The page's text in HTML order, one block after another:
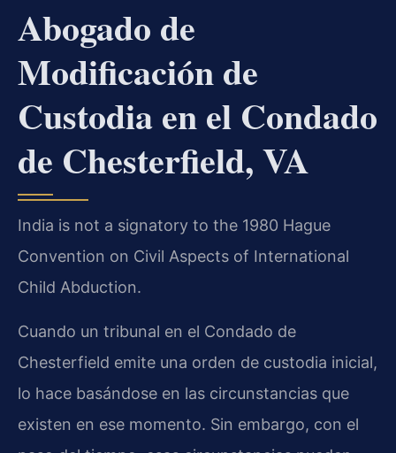
Abogado de
Modificación de
Custodia en el Condado
de Chesterfield, VA
India is not a signatory to the 1980 Hague
Convention on Civil Aspects of International
Child Abduction.
Cuando un tribunal en el Condado de
Chesterfield emite una orden de custodia inicial,
lo hace basándose en las circunstancias que
existen en ese momento. Sin embargo, con el